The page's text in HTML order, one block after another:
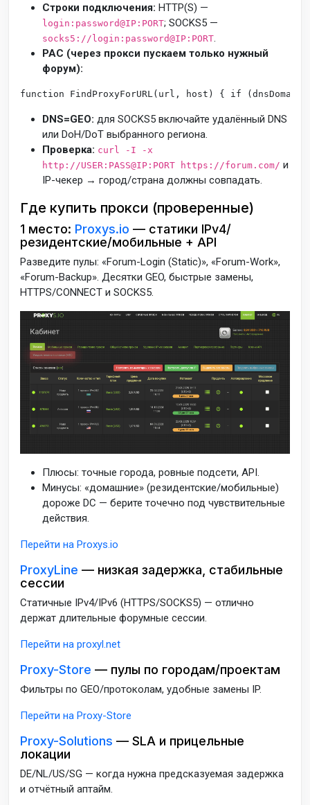
Строки подключения: HTTP(S) —
login:password@IP:PORT; SOCKS5 —
socks5://login:password@IP:PORT.
PAC (через прокси пускаем только нужный
форум):
function FindProxyForURL ( url, host ) { if (
DNS=GEO: для SOCKS5 включайте удалённый DNS
или DoH/DoT выбранного региона.
Проверка: curl -I -x
http://USER:PASS@IP:PORT https://forum.com/ и
IP-чекер → город/страна должны совпадать.
Где купить прокси (проверенные)
1 место: Proxys.io — статики IPv4/
резидентские/мобильные + API
Разведите пулы: «Forum-Login (Static)», «Forum-Work»,
«Forum-Backup». Десятки GEO, быстрые замены,
HTTPS/CONNECT и SOCKS5.
Плюсы: точные города, ровные подсети, API.
Минусы: «домашние» (резидентские/мобильные)
дороже DC — берите точечно под чувствительные
действия.
Перейти на Proxys.io
ProxyLine — низкая задержка, стабильные
сессии
Статичные IPv4/IPv6 (HTTPS/SOCKS5) — отлично
держат длительные форумные сессии.
Перейти на proxyl.net
Proxy-Store — пулы по городам/проектам
Фильтры по GEO/протоколам, удобные замены IP.
Перейти на Proxy-Store
Proxy-Solutions — SLA и прицельные
локации
DE/NL/US/SG — когда нужна предсказуемая задержка
и отчётный аптайм.